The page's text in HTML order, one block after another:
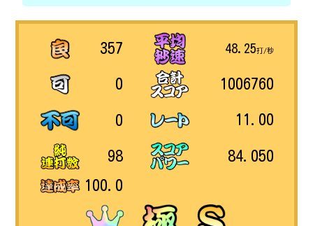
357
0
0
98
100.0
48.25打/秒
1006760
11.00
84.050